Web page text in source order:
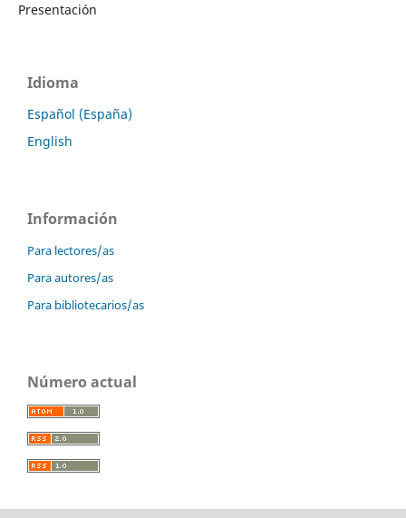
Presentación
Idioma
Español (España)
English
Información
Para lectores/as
Para autores/as
Para bibliotecarios/as
Número actual